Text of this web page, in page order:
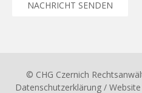
NACHRICHT SENDEN
© CHG Czernich
Datenschutzerklärung /